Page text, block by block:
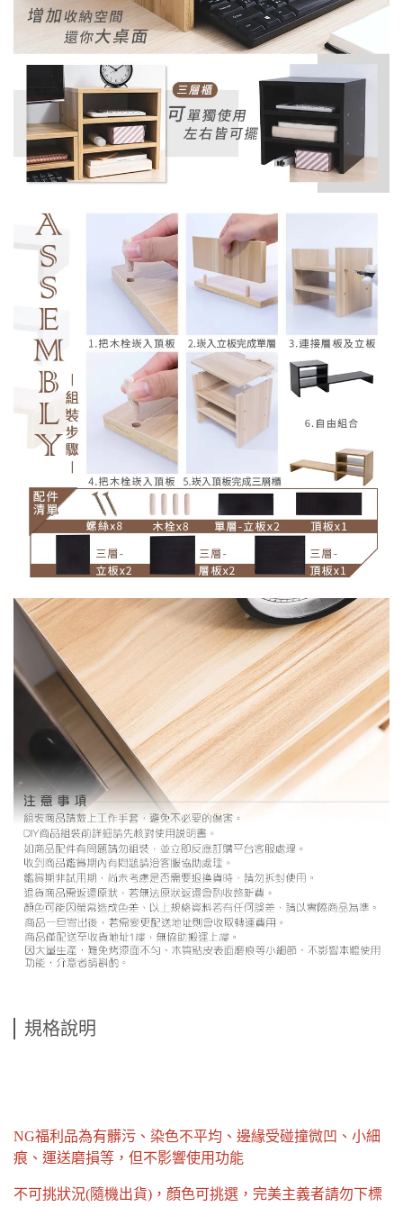
規格說明
NG福利品為有髒污、染色不平均、邊緣受碰撞微凹、小細
痕、運送磨損等，但不影響使用功能
不可挑狀況(隨機出貨)，顏色可挑選，完美主義者請勿下標